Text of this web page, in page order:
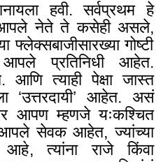
हवी. सर्वप्रथम हे
आपले नेते ते कसेही असले,
गोष्टी
प्रतिनिधी आहेत.
त्याही पेक्षा जास्त
‘उत्तरदायी’ आहेत. असं
आपण म्हणजे यःकश्चित
आपले सेवक आहेत, ज्यांच्या
आहे, त्यांना राजे किंवा